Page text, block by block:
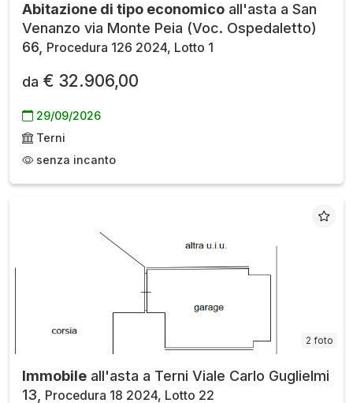
Abitazione di tipo economico all'asta a San
Venanzo via Monte Peia (Voc. Ospedaletto)
66, Procedura 126 2024, Lotto 1
da € 32.906,00
29/09/2026
Terni
senza incanto
2 foto
Immobile all'asta a Terni Viale Carlo Guglielmi
13, Procedura 18 2024, Lotto 22